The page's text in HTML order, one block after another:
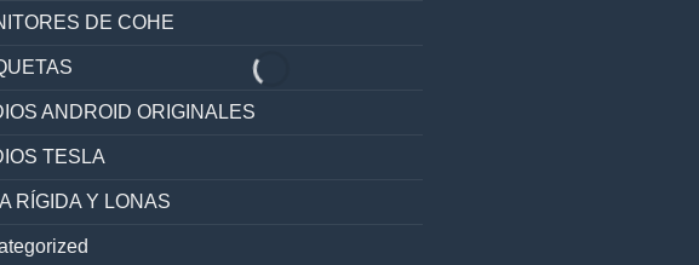
DE COHE
ANDROID ORIGINALES
TESLA
RÍGIDA Y LONAS